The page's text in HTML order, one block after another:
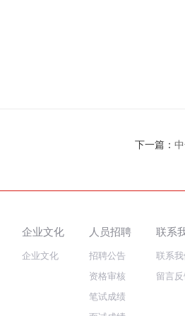
下一篇：
企业文化
企业文化
人员招聘
招聘公告
资格审核
笔试成绩
联系
联系我
留言